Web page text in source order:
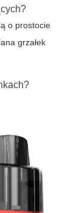
o prostocie
grzałek